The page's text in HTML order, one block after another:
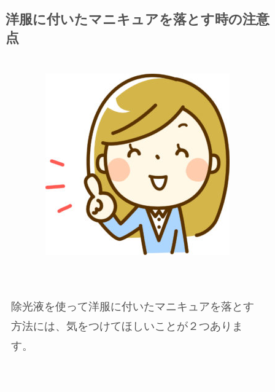
洋服に付いたマニキュアを落とす時の注意
点
除光液を使って洋服に付いたマニキュアを落とす
方法には、気をつけてほしいことが２つありま
す。